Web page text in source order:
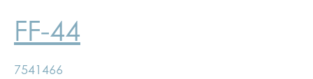
FF-44
7541466